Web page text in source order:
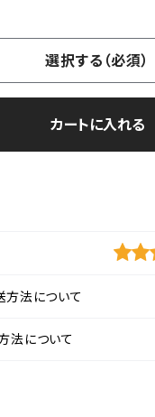
選択する（必須）
カートに入れる
方法について
法について